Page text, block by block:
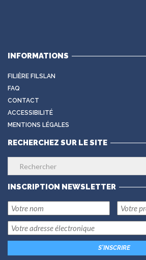
INFORMATIONS
FILIÈRE FILSLAN
FAQ
CONTACT
ACCESSIBILITÉ
MENTIONS LÉGALES
RECHERCHEZ SUR LE SITE
INSCRIPTION NEWSLETTER